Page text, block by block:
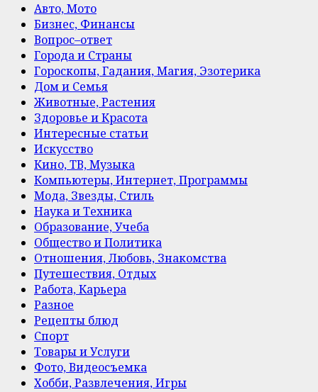
Авто, Мото
Бизнес, Финансы
Вопрос–ответ
Города и Страны
Гороскопы, Гадания, Магия, Эзотерика
Дом и Семья
Животные, Растения
Здоровье и Красота
Интересные статьи
Искусство
Кино, ТВ, Музыка
Компьютеры, Интернет, Программы
Мода, Звезды, Стиль
Наука и Техника
Образование, Учеба
Общество и Политика
Отношения, Любовь, Знакомства
Путешествия, Отдых
Работа, Карьера
Разное
Рецепты блюд
Спорт
Товары и Услуги
Фото, Видеосъемка
Хобби, Развлечения, Игры